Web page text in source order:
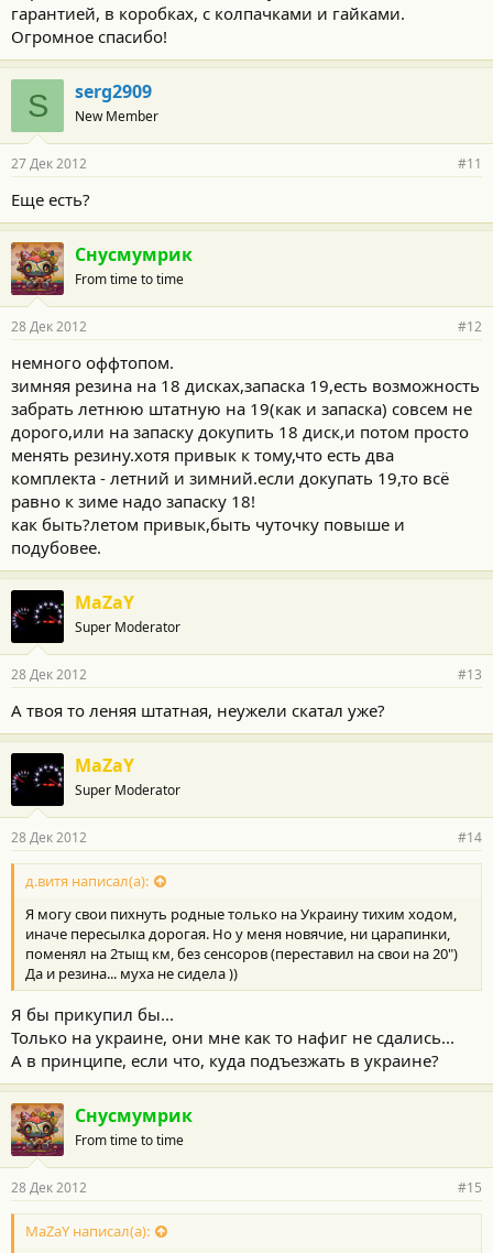
гарантией, в коробках, с колпачками и гайками.
Огромное спасибо!
S serg2909
New Member
27 Дек 2012 #11
Еще есть?
Снусмумрик
From time to time
28 Дек 2012 #12
немного оффтопом.
зимняя резина на 18 дисках,запаска 19,есть возможность
забрать летнюю штатную на 19(как и запаска) совсем не
дорого,или на запаску докупить 18 диск,и потом просто
менять резину.хотя привык к тому,что есть два
комплекта - летний и зимний.если докупать 19,то всё
равно к зиме надо запаску 18!
как быть?летом привык,быть чуточку повыше и
подубовее.
MaZaY
Super Moderator
28 Дек 2012 #13
А твоя то леняя штатная, неужели скатал уже?
MaZaY
Super Moderator
28 Дек 2012 #14
д.витя написал(а):
Я могу свои пихнуть родные только на Украину тихим ходом,
иначе пересылка дорогая. Но у меня новячие, ни царапинки,
поменял на 2тыщ км, без сенсоров (переставил на свои на 20")
Да и резина... муха не сидела ))
Я бы прикупил бы...
Только на украине, они мне как то нафиг не сдались...
А в принципе, если что, куда подъезжать в украине?
Снусмумрик
From time to time
28 Дек 2012 #15
MaZaY написал(а):